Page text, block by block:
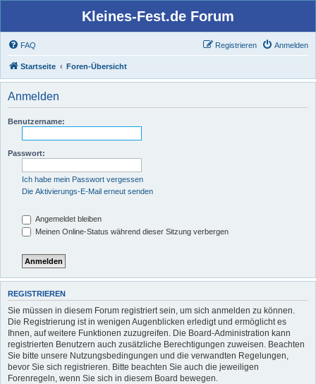
Kleines-Fest.de Forum
FAQ Anmelden
Registrieren
Startseite Foren-Übersicht
Anmelden
Benutzername:
Passwort:
Ich habe mein Passwort vergessen
Die Aktivierungs-E-Mail erneut senden
Angemeldet bleiben
Meinen Online-Status während dieser Sitzung verbergen
REGISTRIEREN
Sie müssen in diesem Forum registriert sein, um sich anmelden zu können.
Die Registrierung ist in wenigen Augenblicken erledigt und ermöglicht es
Ihnen, auf weitere Funktionen zuzugreifen. Die Board-Administration kann
registrierten Benutzern auch zusätzliche Berechtigungen zuweisen. Beachten
Sie bitte unsere Nutzungsbedingungen und die verwandten Regelungen,
bevor Sie sich registrieren. Bitte beachten Sie auch die jeweiligen
Forenregeln, wenn Sie sich in diesem Board bewegen.